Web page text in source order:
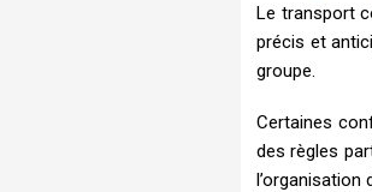
Le transport
précis et
groupe.
Certaines
des règles